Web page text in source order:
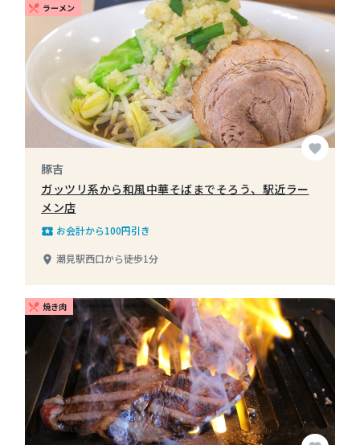
restaurant_menu ラーメン
favorite
豚吉
ガッツリ系から和風中華そばまでそろう、駅近ラー
メン店
local_play お会計から100円引き
place 潮見駅西口から徒歩1分
restaurant_menu 焼き肉